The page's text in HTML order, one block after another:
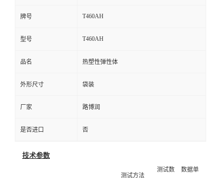
牌号 T460AH
型号 T460AH
品名 热塑性弹性体
外形尺寸 袋装
厂家 路博润
是否进口 否
技术参数
测试方法
测试数
数据单